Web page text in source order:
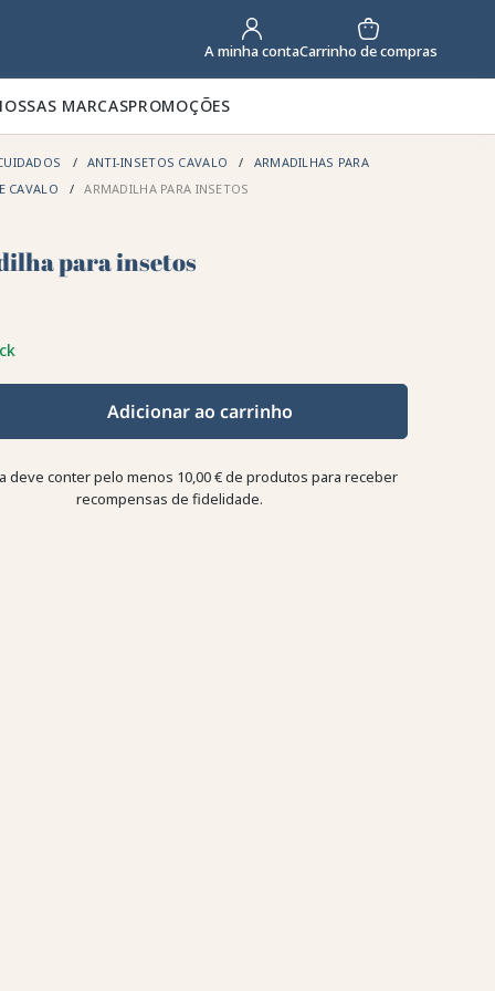
A minha contaCarrinho de compras
MARCASPROMOÇÕES
ANTI-INSETOS CAVALO
ARMADILHAS PARA
CAVALO
ARMADILHA PARA INSETOS
para insetos
Adicionar ao carrinho
deve conter pelo menos 10,00 € de produtos para receber
recompensas de fidelidade.